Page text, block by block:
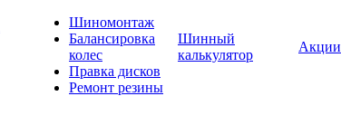
Шиномонтаж
Балансировка
колес
Правка дисков
Ремонт резины
Шинный
калькулятор
Акции